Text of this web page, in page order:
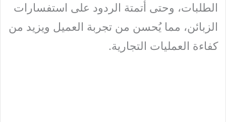
الطلبات، وحتى أتمتة الردود على استفسارات
الزبائن، مما يُحسن من تجربة العميل ويزيد من
كفاءة العمليات التجارية.